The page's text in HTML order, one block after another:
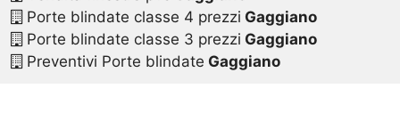
Porte blindate classe 4 prezzi Gaggiano
Porte blindate classe 3 prezzi Gaggiano
Preventivi Porte blindate Gaggiano